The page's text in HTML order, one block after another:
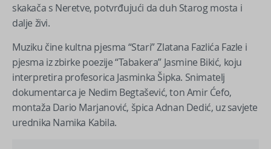
skakača s Neretve, potvrđujući da duh Starog mosta i
dalje živi.
Muziku čine kultna pjesma “Stari” Zlatana Fazlića Fazle i
pjesma iz zbirke poezije “Tabakera” Jasmine Bikić, koju
interpretira profesorica Jasminka Šipka. Snimatelj
dokumentarca je Nedim Begtašević, ton Amir Ćefo,
montaža Dario Marjanović, špica Adnan Dedić, uz savjete
urednika Namika Kabila.